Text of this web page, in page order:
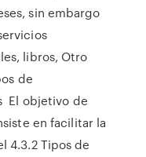
sin embargo
libros, Otro
de
El objetivo de
en facilitar la
4.3.2 Tipos de